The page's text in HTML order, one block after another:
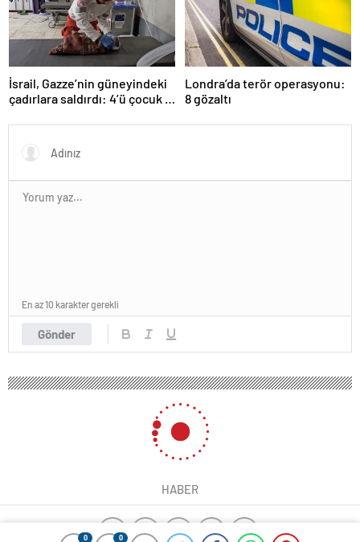
0 0
İsrail, Gazze’nin güneyindeki
çadırlara saldırdı: 4’ü çocuk 8
Londra’da terör operasyonu:
8 gözaltı
Gönder
En az 10 karakter gerekli
HABER